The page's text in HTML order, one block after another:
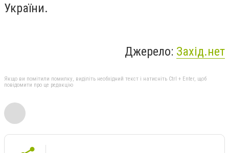
України.
Джерело: Захід.нет
Якщо ви помітили помилку, виділіть необхідний текст і натисніть Ctrl + Enter, щоб
повідомити про це редакцію